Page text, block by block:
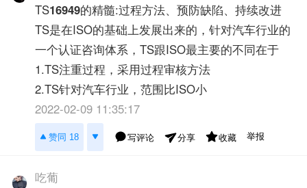
TS16949的精髓:过程方法、预防缺陷、持续改进
TS是在ISO的基础上发展出来的，针对汽车行业的
一个认证咨询体系，TS跟ISO最主要的不同在于
1.TS注重过程，采用过程审核方法
2.TS针对汽车行业，范围比ISO小
2022-02-09 11:35:17
赞同 18 写评论 分享 收藏 举报
吃葡